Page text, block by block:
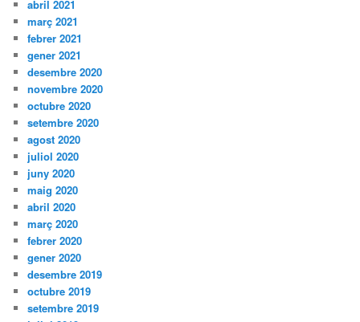
abril 2021
març 2021
febrer 2021
gener 2021
desembre 2020
novembre 2020
octubre 2020
setembre 2020
agost 2020
juliol 2020
juny 2020
maig 2020
abril 2020
març 2020
febrer 2020
gener 2020
desembre 2019
octubre 2019
setembre 2019